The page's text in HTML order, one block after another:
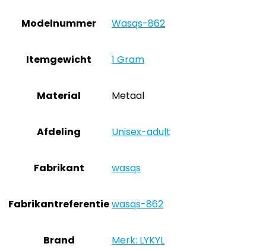
Modelnummer ‎Wasqs-862
Itemgewicht ‎1 Gram
Material ‎Metaal
Afdeling ‎Unisex-adult
Fabrikant ‎wasqs
Fabrikantreferentie‎wasqs-862
Brand Merk: LYKYL